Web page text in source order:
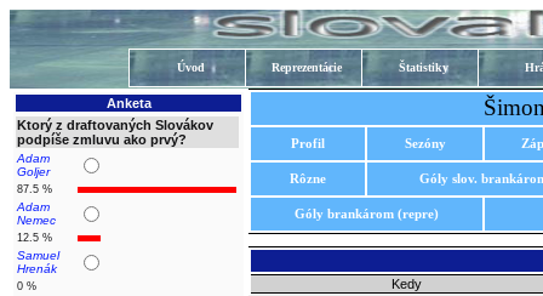
Úvod Reprezentácie Štatistiky
Anketa
Ktorý z draftovaných Slovákov
podpíše zmluvu ako prvý?
Adam
Goljer
87.5 %
Adam
Nemec
12.5 %
Samuel
Hrenák
0 %
Profil Sezóny
Rôzne Góly slov.
Góly brankárom (repre)
Kedy